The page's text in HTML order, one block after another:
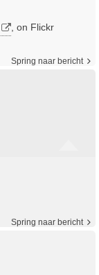
, on Flickr
Spring naar bericht
Spring naar bericht